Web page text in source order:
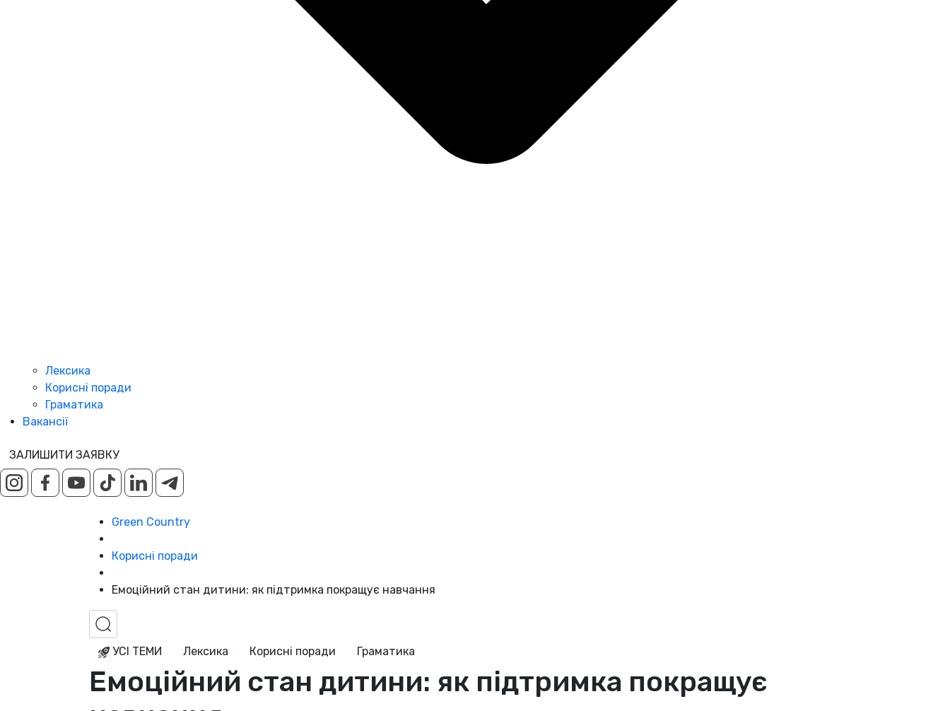
Лексика
Корисні поради
Граматика
Вакансії
ЗАЛИШИТИ ЗАЯВКУ
Green Country
Корисні поради
Емоційний стан дитини: як підтримка покращує навчання
УСІ ТЕМИ Лексика Корисні поради Граматика
Емоційний стан дитини: як підтримка покращує